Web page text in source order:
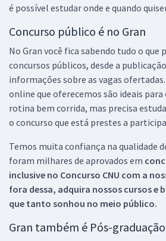
é possível estudar onde e quando
Concurso público é no Gran
No Gran você fica sabendo tudo o que
concursos públicos, desde a
informações sobre as vagas
online que oferecemos são ideais para
rotina bem corrida, mas precisa
o concurso que está prestes a
Temos muita confiança na qualidade
foram milhares de aprovados em
inclusive no Concurso CNU com a
fora dessa, adquira nossos cursos e
que tanto sonhou no meio público.
Gran também é Pós-graduação